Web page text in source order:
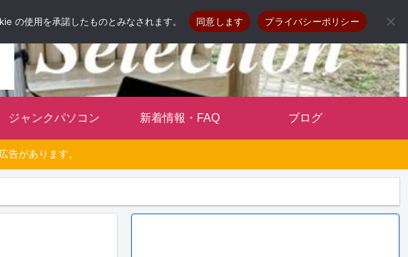
う
ジャンクパソコン 新着情報・FAQ ブログ
告があります。
の使用を承諾したものとみなされます。 同意します プライバシーポリシー